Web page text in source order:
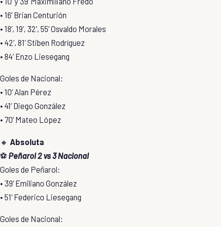
• 16’ Brian Centurión
• 18’, 19’, 32’, 55’ Osvaldo Morales
• 42’, 81’ Stiben Rodríguez
• 84’ Enzo Liesegang
Goles de Nacional:
• 10’ Alan Pérez
• 41’ Diego González
• 70’ Mateo López
🔸 Absoluta
⚽ Peñarol 2 vs 3 Nacional
Goles de Peñarol:
• 39’ Emiliano González
• 51’ Federico Liesegang
Goles de Nacional: